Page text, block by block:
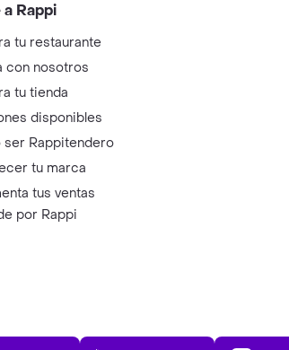
Rappi
tu restaurante
con nosotros
tu tienda
disponibles
ser Rappitendero
tu marca
tus ventas
por Rappi
App Store Play Store